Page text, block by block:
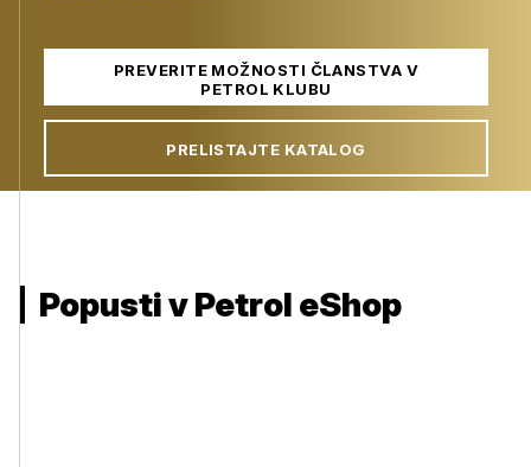
PREVERITE MOŽNOSTI ČLANSTVA V
PETROL KLUBU
PRELISTAJTE KATALOG
Popusti v Petrol eShop